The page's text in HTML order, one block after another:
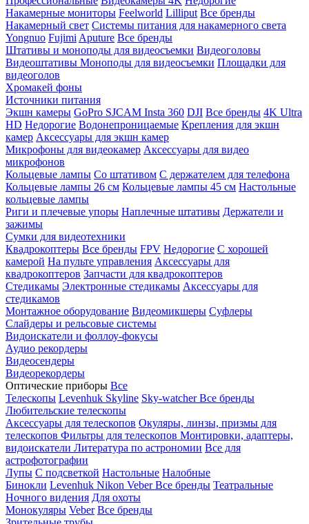
Накамерные мониторы Feelworld Lilliput Все бренды
Накамерный свет Системы питания для накамерного света
Yongnuo Fujimi Aputure Все бренды
Штативы и моноподы для видеосъемки Видеоголовы
Видеоштативы Моноподы для видеосъемки Площадки для
видеоголов
Хромакей фоны
Источники питания
Экшн камеры GoPro SJCAM Insta 360 DJI Все бренды 4K Ultra
HD Недорогие Водонепроницаемые Крепления для экшн
камер Аксессуары для экшн камер
Микрофоны для видеокамер Аксессуары для видео
микрофонов
Кольцевые лампы Со штативом C держателем для телефона
Кольцевые лампы 26 см Кольцевые лампы 45 см Настольные
кольцевые лампы
Риги и плечевые упоры Наплечные штативы Держатели и
зажимы
Сумки для видеотехники
Квадрокоптеры Все бренды FPV Недорогие С хорошей
камерой На пульте управления Аксессуары для
квадрокоптеров Запчасти для квадрокоптеров
Стедикамы Электронные стедикамы Аксессуары для
стедикамов
Монтажное оборудование Видеомикшеры Суфлеры
Слайдеры и рельсовые системы
Видоискатели и фоллоу-фокусы
Аудио рекордеры
Видеосендеры
Видеорекордеры
Оптические приборы Все
Телескопы Levenhuk Skyline Sky-watcherВсе бренды
Любительские телескопы
Аксессуары для телескопов Окуляры, линзы, призмы для
телескопов Фильтры для телескопов Монтировки, адаптеры,
видоискатели Литература по астрономии Все для
астрофотографии
Лупы С подсветкой Настольные Налобные
Бинокли Levenhuk Nikon VeberВсе бренды Театральные
Ночного видения Для охоты
Монокуляры Veber Все бренды